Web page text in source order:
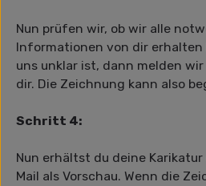
Nun prüfen wir, ob wir alle
Informationen von dir erhalten
uns unklar ist, dann melden
dir. Die Zeichnung kann also
Schritt 4:
Nun erhältst du deine Karikatur
Mail als Vorschau. Wenn die